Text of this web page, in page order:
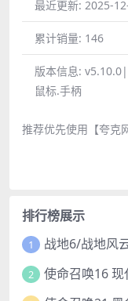
最近更新: 2025-
累计销量: 146
版本信息:
鼠标.手柄
推荐优先使用【夸克
排行榜展示
1 战地6/战地风
2 使命召唤16